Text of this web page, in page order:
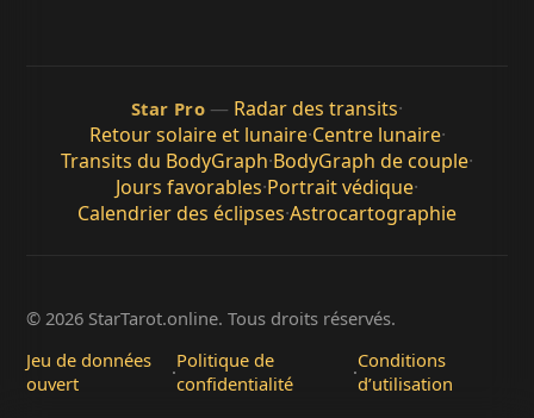
Star Pro — Radar des transits·
Retour solaire et lunaire·Centre lunaire·
Transits du BodyGraph·BodyGraph de couple·
Jours favorables·Portrait védique·
Calendrier des éclipses·Astrocartographie
© 2026 StarTarot.online. Tous droits réservés.
Jeu de données
ouvert
·Politique de
confidentialité
·Conditions
d’utilisation